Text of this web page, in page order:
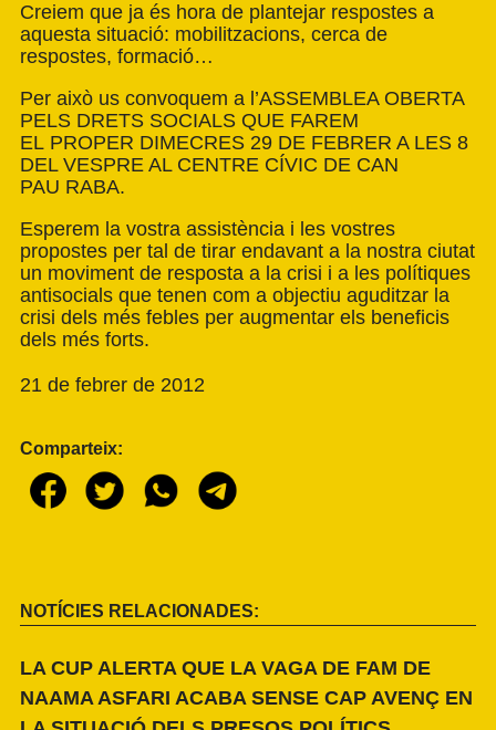
Creiem que ja és hora de plantejar respostes a
aquesta situació: mobilitzacions, cerca de
respostes, formació…
Per això us convoquem a l’ASSEMBLEA OBERTA
PELS DRETS SOCIALS QUE FAREM
EL PROPER DIMECRES 29 DE FEBRER A LES 8
DEL VESPRE AL CENTRE CÍVIC DE CAN
PAU RABA.
Esperem la vostra assistència i les vostres
propostes per tal de tirar endavant a la nostra ciutat
un moviment de resposta a la crisi i a les polítiques
antisocials que tenen com a objectiu aguditzar la
crisi dels més febles per augmentar els beneficis
dels més forts.
21 de febrer de 2012
Comparteix:
NOTÍCIES RELACIONADES:
LA CUP ALERTA QUE LA VAGA DE FAM DE
NAAMA ASFARI ACABA SENSE CAP AVENÇ EN